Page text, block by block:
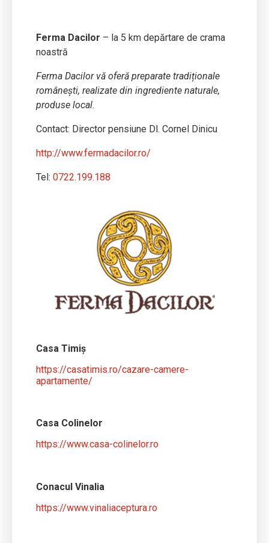
Ferma Dacilor – la 5 km depărtare de crama
noastră
Ferma Dacilor vă oferă preparate tradiționale
românești, realizate din ingrediente naturale,
produse local.
Contact: Director pensiune Dl. Cornel Dinicu
http://www.fermadacilor.ro/
Tel: 0722.199.188
Casa Timiș
https://casatimis.ro/cazare-camere-
apartamente/
Casa Colinelor
https://www.casa-colinelor.ro
Conacul Vinalia
https://www.vinaliaceptura.ro